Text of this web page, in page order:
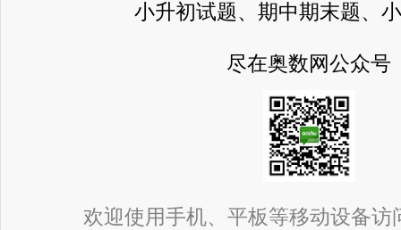
小升初试题、期中期末题、
尽在奥数网公众号
欢迎使用手机、平板等移动设备访